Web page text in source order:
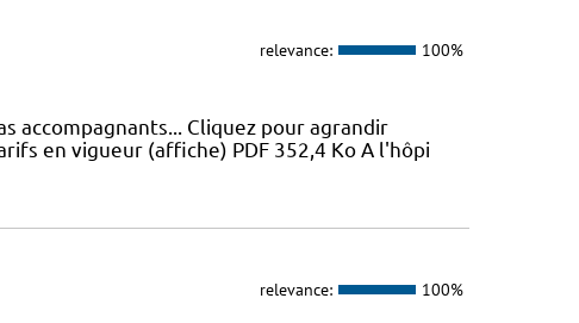
relevance: 100%
accompagnants... Cliquez pour agrandir
en vigueur (affiche) PDF 352,4 Ko A l'hôpi
relevance: 100%